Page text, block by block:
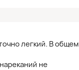
легкий. В общем
не